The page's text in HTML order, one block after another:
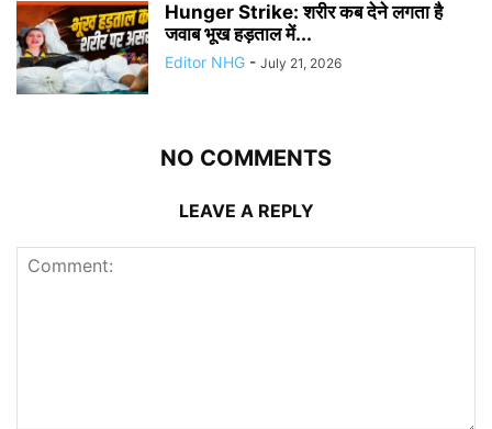
Hunger Strike: शरीर कब देने लगता है
जवाब भूख हड़ताल में...
Editor NHG - July 21, 2026
NO COMMENTS
LEAVE A REPLY